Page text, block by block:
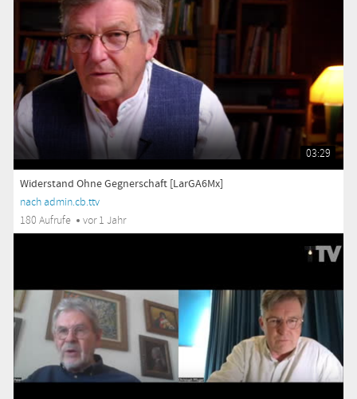
03:29
Widerstand Ohne Gegnerschaft [LarGA6Mx]
nach admin.cb.ttv
180 Aufrufe
vor 1 Jahr